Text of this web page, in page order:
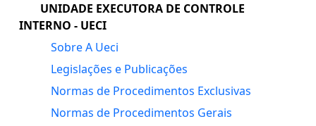
UNIDADE EXECUTORA DE CONTROLE
INTERNO - UECI
Sobre A Ueci
Legislações e Publicações
Normas de Procedimentos Exclusivas
Normas de Procedimentos Gerais